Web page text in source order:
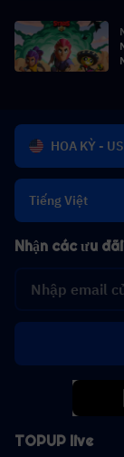
HOA KỲ -
Tiếng Việt
TOPUP live
Nhận các ưu